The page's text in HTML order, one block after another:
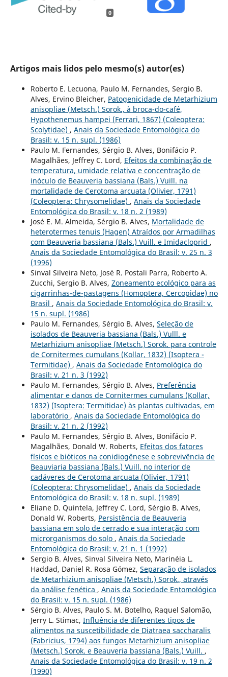
0
Artigos mais lidos pelo mesmo(s) autor(es)
Roberto E. Lecuona, Paulo M. Fernandes, Sergio B.
Alves, Ervino Bleicher, Patogenicidade de Metarhizium
anisopliae (Metsch.) Sorok., à broca-do-café,
Hypothenemus hampei (Ferrari, 1867) (Coleoptera:
Scolytidae) , Anais da Sociedade Entomológica do
Brasil: v. 15 n. supl. (1986)
Paulo M. Fernandes, Sérgio B. Alves, Bonifácio P.
Magalhães, Jeffrey C. Lord, Efeitos da combinação de
temperatura, umidade relativa e concentração de
inóculo de Beauveria bassiana (Bals.) Vuill. na
mortalidade de Cerotoma arcuata (Olivier, 1791)
(Coleoptera: Chrysomelidae) , Anais da Sociedade
Entomológica do Brasil: v. 18 n. 2 (1989)
José E. M. Almeida, Sérgio B. Alves, Mortalidade de
heterotermes tenuis (Hagen) Atraídos por Armadilhas
com Beauveria bassiana (Bals.) Vuill. e Imidacloprid ,
Anais da Sociedade Entomológica do Brasil: v. 25 n. 3
(1996)
Sinval Silveira Neto, José R. Postali Parra, Roberto A.
Zucchi, Sergio B. Alves, Zoneamento ecológico para as
cigarrinhas-de-pastagens (Homoptera, Cercopidae) no
Brasil , Anais da Sociedade Entomológica do Brasil: v.
15 n. supl. (1986)
Paulo M. Fernandes, Sérgio B. Alves, Seleção de
isolados de Beauveria bassiana (Bals.) Vulll. e
Metarhizium anisopliae (Metsch.) Sorok. para controle
de Cornitermes cumulans (Kollar, 1832) (Isoptera -
Termitidae) , Anais da Sociedade Entomológica do
Brasil: v. 21 n. 3 (1992)
Paulo M. Fernandes, Sérgio B. Alves, Preferência
alimentar e danos de Cornitermes cumulans (Kollar,
1832) (Isoptera: Termitidae) às plantas cultivadas, em
laboratório , Anais da Sociedade Entomológica do
Brasil: v. 21 n. 2 (1992)
Paulo M. Fernandes, Sérgio B. Alves, Bonifácio P.
Magalhães, Donald W. Roberts, Efeitos dos fatores
físicos e bióticos na conidiogênese e sobrevivência de
Beauviaria bassiana (Bals.) Vuill. no interior de
cadáveres de Cerotoma arcuata (Olivier, 1791)
(Coleoptera: Chrysomelidae) , Anais da Sociedade
Entomológica do Brasil: v. 18 n. supl. (1989)
Eliane D. Quintela, Jeffrey C. Lord, Sérgio B. Alves,
Donald W. Roberts, Persistência de Beauveria
bassiana em solo de cerrado e sua interação com
microrganismos do solo , Anais da Sociedade
Entomológica do Brasil: v. 21 n. 1 (1992)
Sergio B. Alves, Sinval Silveira Neto, Marinéia L.
Haddad, Daniel R. Rosa Gómez, Separação de isolados
de Metarhizium anisopliae (Metsch.) Sorok., através
da análise fenética , Anais da Sociedade Entomológica
do Brasil: v. 15 n. supl. (1986)
Sérgio B. Alves, Paulo S. M. Botelho, Raquel Salomão,
Jerry L. Stimac, Influência de diferentes tipos de
alimentos na suscetibilidade de Diatraea saccharalis
(Fabricius, 1794) aos fungos Metarhizium anisopliae
(Metsch.) Sorok. e Beauveria bassiana (Bals.) Vuill. ,
Anais da Sociedade Entomológica do Brasil: v. 19 n. 2
(1990)